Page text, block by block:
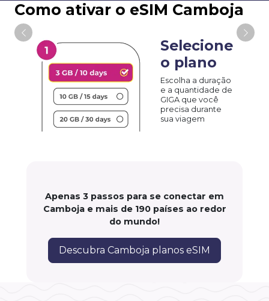
Como ativar o eSIM Camboja
Selecione
o plano
Escolha a duração
e a quantidade de
GIGA que você
precisa durante
sua viagem
Apenas 3 passos para se conectar em
Camboja e mais de 190 países ao redor
do mundo!
Descubra Camboja planos eSIM